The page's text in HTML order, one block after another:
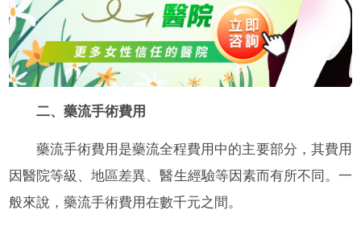
二、藥流手術費用
藥流手術費用是藥流全程費用中的主要部分，其費用
因醫院等級、地區差異、醫生經驗等因素而有所不同。一
般來說，藥流手術費用在數千元之間。